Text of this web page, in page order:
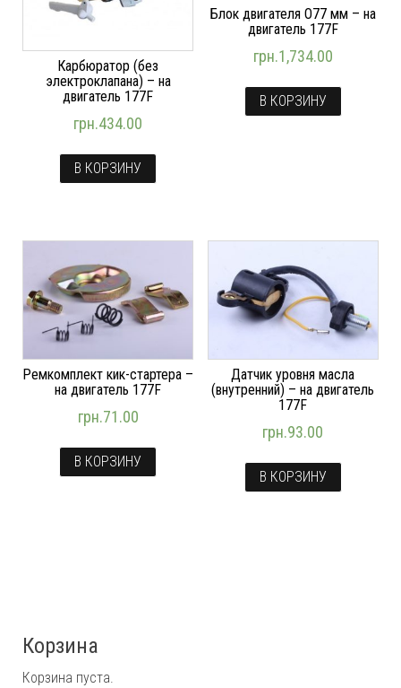
Карбюратор (без
электроклапана) – на
двигатель 177F
грн.434.00
В КОРЗИНУ
Блок двигателя O77 мм – на
двигатель 177F
грн.1,734.00
В КОРЗИНУ
Ремкомплект кик-стартера –
на двигатель 177F
грн.71.00
В КОРЗИНУ
Датчик уровня масла
(внутренний) – на двигатель
177F
грн.93.00
В КОРЗИНУ
Корзина
Корзина пуста.